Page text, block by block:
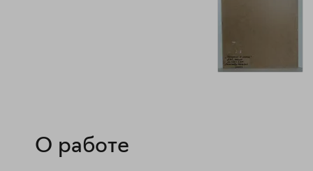
О работе